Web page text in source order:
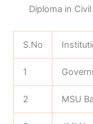
Diploma in
S.No
1
2 MSU